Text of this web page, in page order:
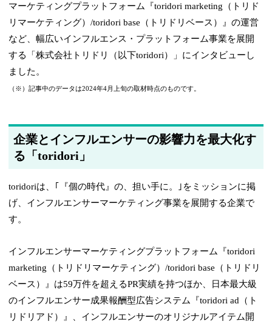
マーケティングプラットフォーム『toridori marketing（トリド
リマーケティング）/toridori base（トリドリベース）』の運営
など、幅広いインフルエンス・プラットフォーム事業を展開
する「株式会社トリドリ（以下toridori）」にインタビューし
ました。
（※）記事中のデータは2024年4月上旬の取材時点のものです。
企業とインフルエンサーの影響力を最大化す
る「toridori」
toridoriは、｢『個の時代』の、担い手に。｣をミッションに掲
げ、インフルエンサーマーケティング事業を展開する企業で
す。
インフルエンサーマーケティングプラットフォーム『toridori
marketing（トリドリマーケティング）/toridori base（トリドリ
ベース）』は59万件を超えるPR実績を持つほか、日本最大級
のインフルエンサー成果報酬型広告システム『toridori ad（ト
リドリアド）』、インフルエンサーのオリジナルアイテム開